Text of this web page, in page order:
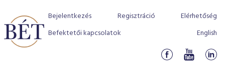
Bejelentkezés Regisztráció
Elérhetőség
Befektetői kapcsolatok
English